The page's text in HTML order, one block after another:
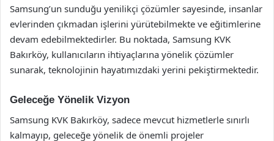
Samsung’un sunduğu yenilikçi çözümler sayesinde, insanlar
evlerinden çıkmadan işlerini yürütebilmekte ve eğitimlerine
devam edebilmektedirler. Bu noktada, Samsung KVK
Bakırköy, kullanıcıların ihtiyaçlarına yönelik çözümler
sunarak, teknolojinin hayatımızdaki yerini pekiştirmektedir.
Geleceğe Yönelik Vizyon
Samsung KVK Bakırköy, sadece mevcut hizmetlerle sınırlı
kalmayıp, geleceğe yönelik de önemli projeler